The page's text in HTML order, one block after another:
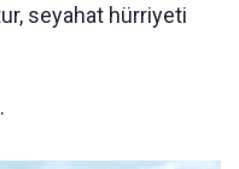
seyahat hürriyeti